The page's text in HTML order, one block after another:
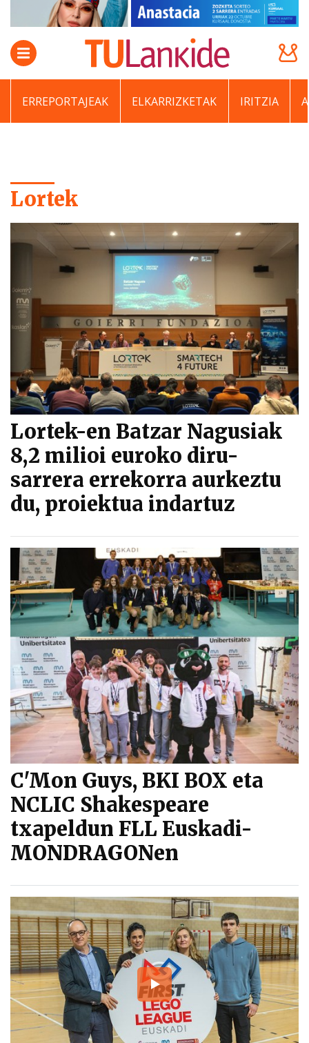
ERREPORTAJEAK ELKARRIZKETAK IRITZIA
Lortek
Lortek-en Batzar Nagusiak
8,2 milioi euroko diru-
sarrera errekorra aurkeztu
du, proiektua indartuz
C'Mon Guys, BKI BOX eta
NCLIC Shakespeare
txapeldun FLL Euskadi-
MONDRAGONen